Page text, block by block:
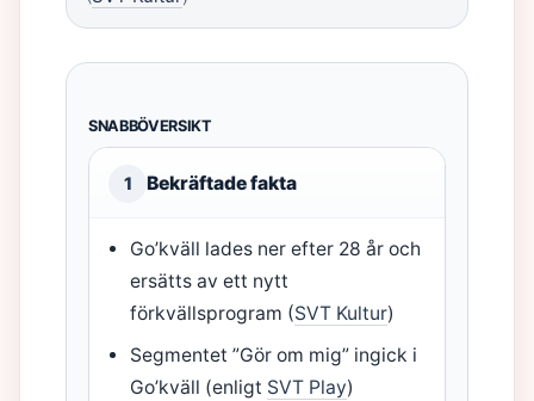
SNABBÖVERSIKT
1 Bekräftade fakta
Go’kväll lades ner efter 28 år och
ersätts av ett nytt
förkvällsprogram (SVT Kultur)
Segmentet ”Gör om mig” ingick i
Go’kväll (enligt SVT Play)